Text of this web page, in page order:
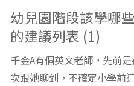
學
哪
些
幼兒園階段該學哪
的建議列表 (1)
千金A有個英文老師，先前
次跟她聊到，不確定小學前